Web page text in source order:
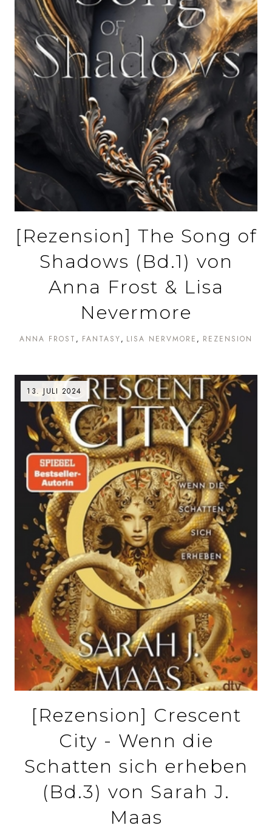
[Rezension] The Song of
Shadows (Bd.1) von
Anna Frost & Lisa
Nevermore
ANNA FROST FANTASY LISA NERVMORE REZENSION
13. JULI 2024
[Rezension] Crescent
City - Wenn die
Schatten sich erheben
(Bd.3) von Sarah J.
Maas